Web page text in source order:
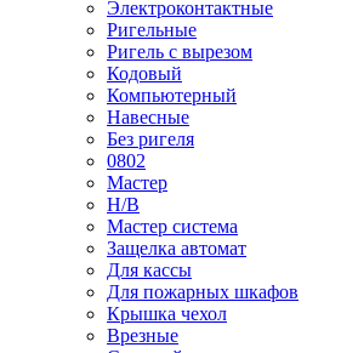
Электроконтактные
Ригельные
Ригель с вырезом
Кодовый
Компьютерный
Навесные
Без ригеля
0802
Мастер
Н/В
Мастер система
Защелка автомат
Для кассы
Для пожарных шкафов
Крышка чехол
Врезные